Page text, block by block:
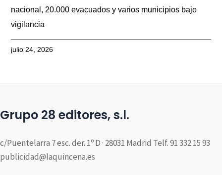
nacional, 20.000 evacuados y varios municipios bajo
vigilancia
julio 24, 2026
Grupo 28 editores, s.l.
c/Puentelarra 7 esc. der. 1º D · 28031 Madrid Telf. 91 332 15 93
publicidad@laquincena.es